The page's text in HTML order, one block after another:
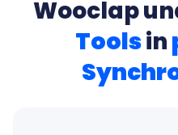
Wooclap
Toolsin